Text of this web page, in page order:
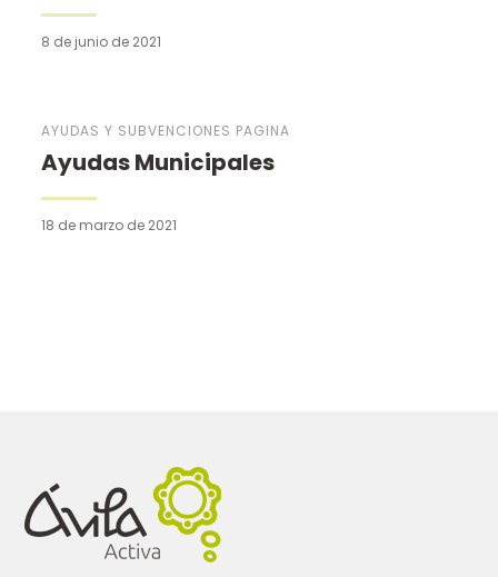
8 de junio de 2021
AYUDAS Y SUBVENCIONES PAGINA
Ayudas Municipales
18 de marzo de 2021